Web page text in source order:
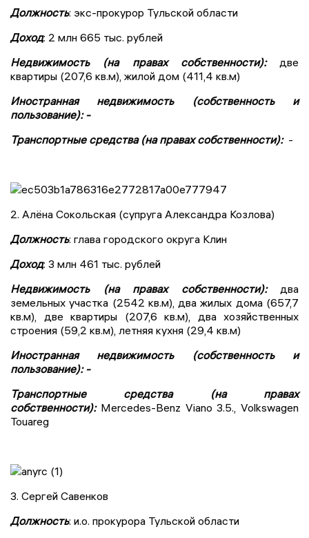
Должность: экс-прокурор Тульской области
Доход: 2 млн 665 тыс. рублей
Недвижимость (на правах собственности): две
квартиры (207,6 кв.м), жилой дом (411,4 кв.м)
Иностранная недвижимость (собственность и
пользование): -
Транспортные средства (на правах собственности): -
2. Алёна Сокольская (супруга Александра Козлова)
Должность: глава городского округа Клин
Доход: 3 млн 461 тыс. рублей
Недвижимость (на правах собственности):два
земельных участка (2542 кв.м), два жилых дома (657,7
кв.м), две квартиры (207,6 кв.м), два хозяйственных
строения (59,2 кв.м), летняя кухня (29,4 кв.м)
Иностранная недвижимость (собственность и
пользование): -
Транспортные средства (на правах
собственности): Mercedes-Benz Viano 3.5., Volkswagen
Touareg
3. Сергей Савенков
Должность: и.о. прокурора Тульской области